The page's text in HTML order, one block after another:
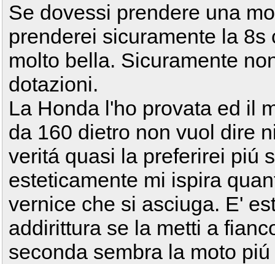
Se dovessi prendere una
prenderei sicuramente la
molto bella. Sicuramente
dotazioni.
La Honda l'ho provata ed il
da 160 dietro non vuol dire
veritá quasi la preferirei piú
esteticamente mi ispira
vernice che si asciuga. E'
addirittura se la metti a
seconda sembra la moto